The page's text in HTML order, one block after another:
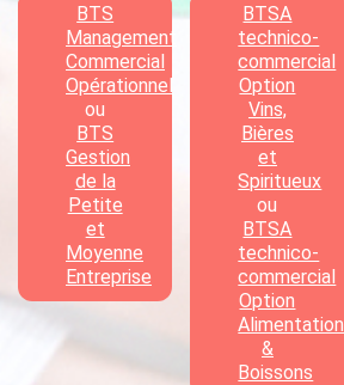
BTS
Management
Commercial
Opérationnel
ou
BTS
Gestion
de la
Petite
et
Moyenne
Entreprise
BTSA
technico-
commercial
Option
Vins,
Bières
et
Spiritueux
ou
BTSA
technico-
commercial
Option
Alimentation
&
Boissons